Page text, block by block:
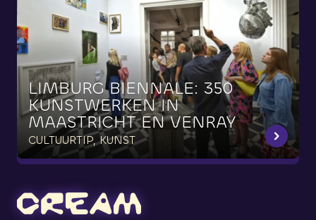
LIMBURG BIËNNALE: 350
KUNSTWERKEN IN
MAASTRICHT EN VENRAY
CULTUURTIP, KUNST